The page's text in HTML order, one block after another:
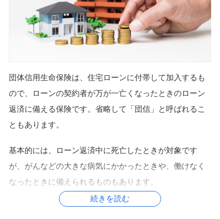
団体信用生命保険は、住宅ローンに付帯して加入するも
ので、ローンの契約者が万が一亡くなったときのローン
返済に備える保険です。省略して「団信」と呼ばれるこ
ともあります。
基本的には、ローン返済中に死亡したときが対象です
が、がんなどの大きな病気にかかったときや、働けなく
なったときに備えられるものもあります。
続きを読む